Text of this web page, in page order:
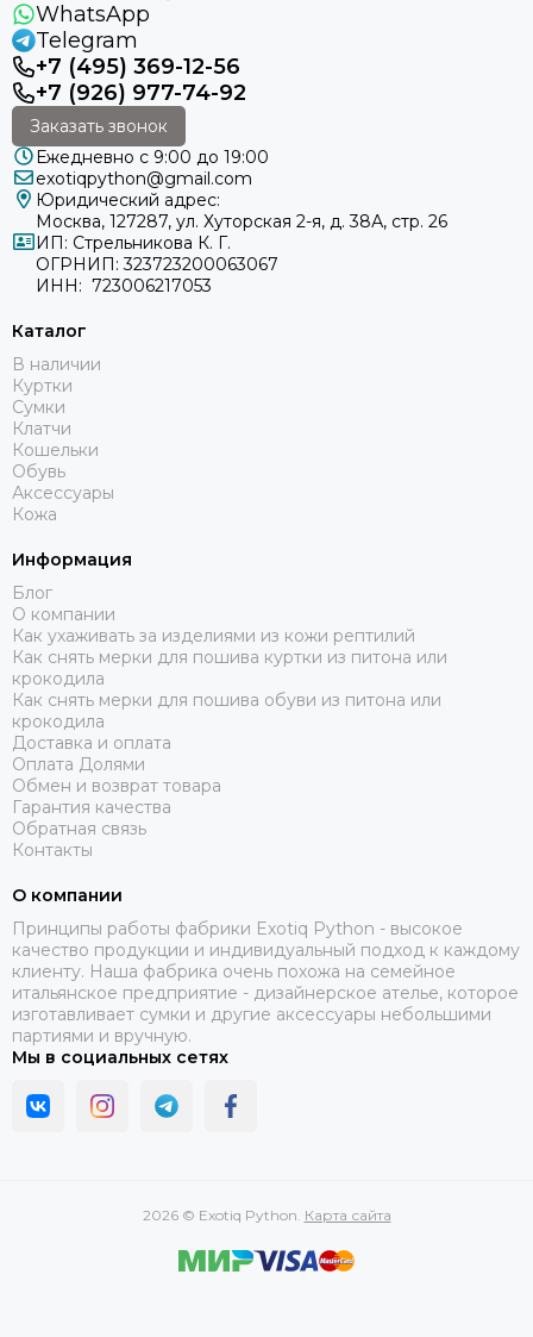
WhatsApp
Telegram
+7 (495) 369-12-56
+7 (926) 977-74-92
Заказать звонок
Ежедневно с 9:00 до 19:00
exotiqpython@gmail.com
Юридический адрес:
Москва, 127287, ул. Хуторская 2-я, д. 38А, стр. 26
ИП: Стрельникова К. Г.
ОГРНИП: 323723200063067
ИНН: 723006217053
Каталог
В наличии
Куртки
Сумки
Клатчи
Кошельки
Обувь
Аксессуары
Кожа
Информация
Блог
О компании
Как ухаживать за изделиями из кожи рептилий
Как снять мерки для пошива куртки из питона или
крокодила
Как снять мерки для пошива обуви из питона или
крокодила
Доставка и оплата
Оплата Долями
Обмен и возврат товара
Гарантия качества
Обратная связь
Контакты
О компании
Принципы работы фабрики Exotiq Python - высокое
качество продукции и индивидуальный подход к каждому
клиенту. Наша фабрика очень похожа на семейное
итальянское предприятие - дизайнерское ателье, которое
изготавливает сумки и другие аксессуары небольшими
партиями и вручную.
Мы в социальных сетях
2026 © Exotiq Python. Карта сайта